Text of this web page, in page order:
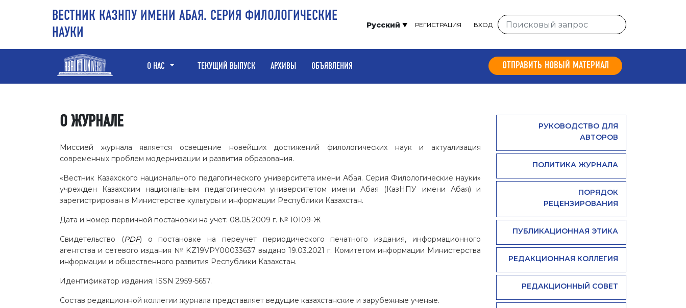
Русский РЕГИСТРАЦИЯ ВХОД
ВЕСТНИК КАЗНПУ ИМЕНИ АБАЯ. СЕРИЯ ФИЛОЛОГИЧЕСКИЕ
НАУКИ
О НАС ТЕКУЩИЙ ВЫПУСК АРХИВЫ ОБЪЯВЛЕНИЯ ОТПРАВИТЬ НОВЫЙ МАТЕРИАЛ
О ЖУРНАЛЕ
Миссией журнала является освещение новейших достижений филологических наук и актуализация
современных проблем модернизации и развития образования.
«Вестник Казахского национального педагогического университета имени Абая. Серия Филологические науки»
учрежден Казахским национальным педагогическим университетом имени Абая (КазНПУ имени Абая) и
зарегистрирован в Министерстве культуры и информации Республики Казахстан.
Дата и номер первичной постановки на учет: 08.05.2009 г. № 10109-Ж
Свидетельство (PDF) о постановке на переучет периодического печатного издания, информационного
агентства и сетевого издания № KZ19VPY00033637 выдано 19.03.2021 г. Комитетом информации Министерства
информации и общественного развития Республики Казахстан.
Идентификатор издания: ISSN 2959-5657.
Состав редакционной коллегии журнала представляет ведущие казахстанские и зарубежные ученые.
РУКОВОДСТВО ДЛЯ
АВТОРОВ
ПОЛИТИКА ЖУРНАЛА
ПОРЯДОК
РЕЦЕНЗИРОВАНИЯ
ПУБЛИКАЦИОННАЯ ЭТИКА
РЕДАКЦИОННАЯ КОЛЛЕГИЯ
РЕДАКЦИОННЫЙ СОВЕТ